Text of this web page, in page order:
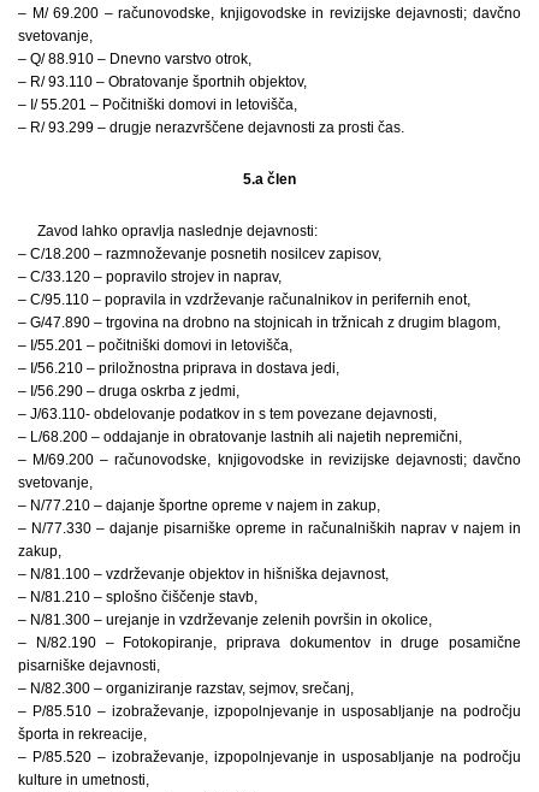
– M/ 69.200 – računovodske, knjigovodske in revizijske dejavnosti; davčno
svetovanje,
– Q/ 88.910 – Dnevno varstvo otrok,
– R/ 93.110 – Obratovanje športnih objektov,
– I/ 55.201 – Počitniški domovi in letovišča,
– R/ 93.299 – drugje nerazvrščene dejavnosti za prosti čas.
5.a člen
Zavod lahko opravlja naslednje dejavnosti:
– C/18.200 – razmnoževanje posnetih nosilcev zapisov,
– C/33.120 – popravilo strojev in naprav,
– C/95.110 – popravila in vzdrževanje računalnikov in perifernih enot,
– G/47.890 – trgovina na drobno na stojnicah in tržnicah z drugim blagom,
– I/55.201 – počitniški domovi in letovišča,
– I/56.210 – priložnostna priprava in dostava jedi,
– I/56.290 – druga oskrba z jedmi,
– J/63.110- obdelovanje podatkov in s tem povezane dejavnosti,
– L/68.200 – oddajanje in obratovanje lastnih ali najetih nepremični,
– M/69.200 – računovodske, knjigovodske in revizijske dejavnosti; davčno
svetovanje,
– N/77.210 – dajanje športne opreme v najem in zakup,
– N/77.330 – dajanje pisarniške opreme in računalniških naprav v najem in
zakup,
– N/81.100 – vzdrževanje objektov in hišniška dejavnost,
– N/81.210 – splošno čiščenje stavb,
– N/81.300 – urejanje in vzdrževanje zelenih površin in okolice,
– N/82.190 – Fotokopiranje, priprava dokumentov in druge posamične
pisarniške dejavnosti,
– N/82.300 – organiziranje razstav, sejmov, srečanj,
– P/85.510 – izobraževanje, izpopolnjevanje in usposabljanje na področju
športa in rekreacije,
– P/85.520 – izobraževanje, izpopolnjevanje in usposabljanje na področju
kulture in umetnosti,